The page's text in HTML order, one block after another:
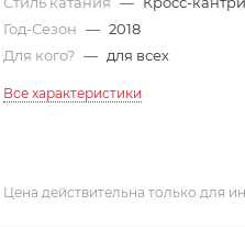
Год-Сезон — 2018
Для кого? — для всех
Все характеристики
Цена действительна только для